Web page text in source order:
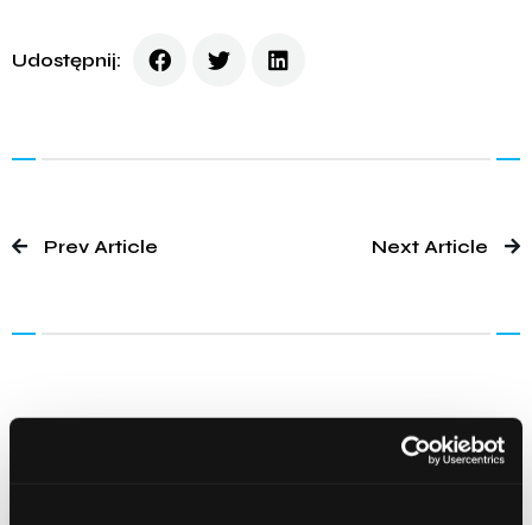
Udostępnij:
Prev Article Next Article